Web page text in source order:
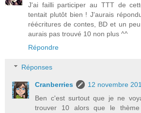
J'ai failli participer au TTT de
tentait plutôt bien ! J'aurais
réécritures de contes, BD et un
aurais pas trouvé 10 non plus ^^
Répondre
Réponses
Cranberries
12 novembre
Ben c'est surtout que je ne
trouver 10 alors que le